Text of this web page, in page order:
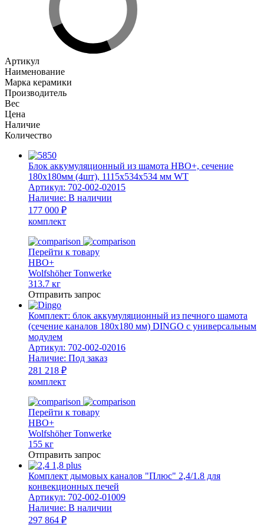
гребнем
HBO+
180x180
целый
270х270х270х45
мм
WT
Артикул
Наименование
Марка керамики
Производитель
Вес
Цена
Наличие
Количество
Блок аккумуляционный из шамота HBO+, сечение
180x180мм (4шт), 1115x534x534 мм WT
Артикул: 702-002-02015
Наличие: В наличии
177 000 ₽
комплект
Перейти к товару
HBO+
Wolfshöher Tonwerke
313.7 кг
Отправить запрос
Комплект: блок аккумуляционный из печного шамота
(сечение каналов 180х180 мм) DINGO с универсальным
модулем
Артикул: 702-002-02016
Наличие: Под заказ
281 218 ₽
комплект
Перейти к товару
HBO+
Wolfshöher Tonwerke
155 кг
Отправить запрос
Комплект дымовых каналов "Плюс" 2,4/1.8 для
конвекционных печей
Артикул: 702-002-01009
Наличие: В наличии
297 864 ₽